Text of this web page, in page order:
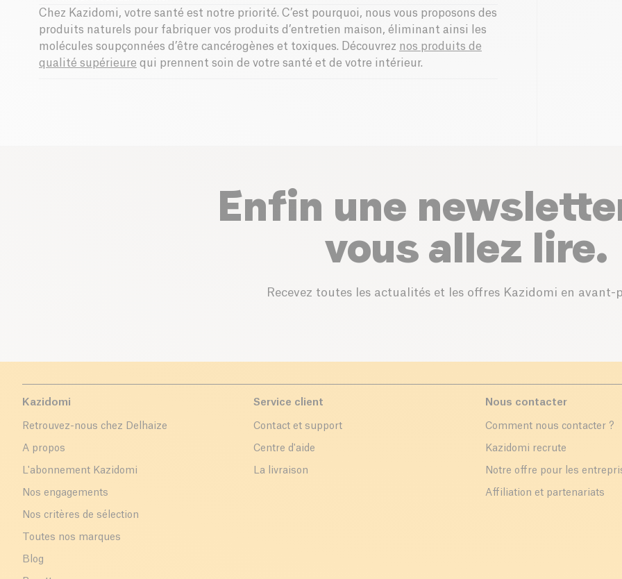
Chez Kazidomi, votre santé est notre priorité. C’est pourquoi, nous vous proposons des
produits naturels pour fabriquer vos produits d’entretien maison, éliminant ainsi les
molécules soupçonnées d’être cancérogènes et toxiques. Découvrez nos produits de
qualité supérieure qui prennent soin de votre santé et de votre intérieur.
Enfin une
vous allez lire.
Recevez toutes les actualités et les offres Kazidomi en avant-
Kazidomi
Retrouvez-nous chez Delhaize
A propos
L'abonnement Kazidomi
Nos engagements
Nos critères de sélection
Toutes nos marques
Blog
Service client
Contact et support
Centre d'aide
La livraison
Nous contacter
Comment nous contacter ?
Kazidomi recrute
Notre offre pour les
Affiliation et partenariats